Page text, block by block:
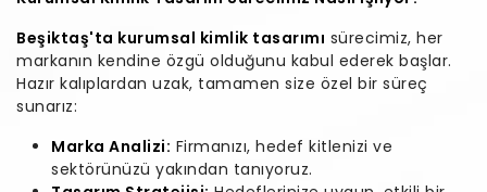
Beşiktaş'ta kurumsal kimlik tasarımı sürecimiz, her
markanın kendine özgü olduğunu kabul ederek başlar.
Hazır kalıplardan uzak, tamamen size özel bir süreç
sunarız:
Marka Analizi: Firmanızı, hedef kitlenizi ve
sektörünüzü yakından tanıyoruz.